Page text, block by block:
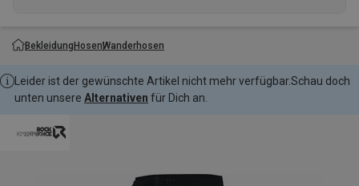
BekleidungHosenWanderhosen
Leider ist der gewünschte Artikel nicht mehr verfügbar.Schau doch
unten unsere Alternativen für Dich an.